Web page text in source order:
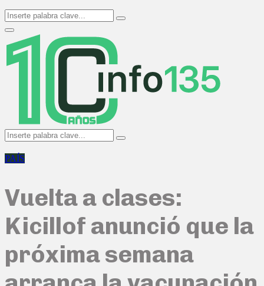
Search
for:
Search
Primary
Menu
Search
for:
Search
PAÍS
Vuelta a clases:
Kicillof anunció que la
próxima semana